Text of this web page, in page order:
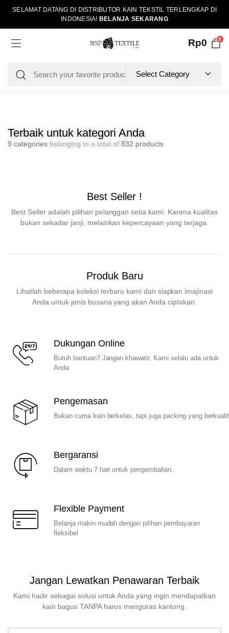
SELAMAT DATANG DI DISTRIBUTOR KAIN TEKSTIL TERLENGKAP DI
INDONESIA! BELANJA SEKARANG
Rp0 0
Terbaik untuk kategori Anda
9 categoriesbelonging to a total of 832 products
Best Seller !
Best Seller adalah pilihan pelanggan setia kami. Karena kualitas
bukan sekadar janji, melainkan kepercayaan yang terjaga.
Produk Baru
Lihatlah beberapa koleksi terbaru kami dan siapkan imajinasi
Anda untuk jenis busana yang akan Anda ciptakan.
Dukungan Online
Butuh bantuan? Jangan khawatir, Kami selalu ada untuk
Anda
Pengemasan
Bukan cuma kain berkelas, tapi juga packing yang
Bergaransi
Dalam waktu 7 hari untuk pengembalian.
Flexible Payment
Belanja makin mudah dengan pilihan pembayaran
fleksibel
Jangan Lewatkan Penawaran Terbaik
Kami hadir sebagai solusi untuk Anda yang ingin mendapatkan
kain bagus TANPA harus menguras kantong.